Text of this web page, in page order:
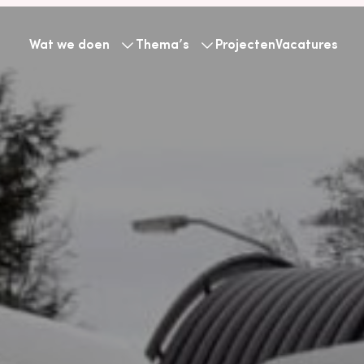
Wat we doen Thema’s ProjectenVacatures